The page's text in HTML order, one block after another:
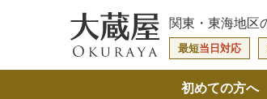
関東・東海地区
最短当日対応
初めての方へ